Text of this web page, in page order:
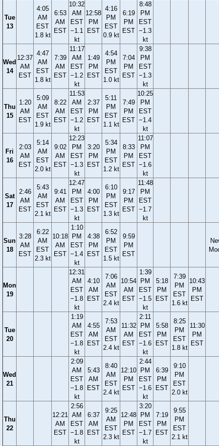
Tue
13
4:05
AM
EST
1.8 kt
6:53
AM
EST
10:32
AM
EST
−1.1
kt
12:58
PM
EST
4:16
PM
EST
0.9 kt
6:19
PM
EST
8:48
PM
EST
−1.3
kt
Wed
14
12:37
AM
EST
4:47
AM
EST
1.8 kt
7:39
AM
EST
11:17
AM
EST
−1.2
kt
1:49
PM
EST
4:54
PM
EST
1.0 kt
7:04
PM
EST
9:38
PM
EST
−1.3
kt
Thu
15
1:20
AM
EST
5:09
AM
EST
1.9 kt
8:22
AM
EST
11:53
AM
EST
−1.2
kt
2:37
PM
EST
5:11
PM
EST
1.1 kt
7:49
PM
EST
10:25
PM
EST
−1.4
kt
Fri
16
2:03
AM
EST
5:14
AM
EST
2.0 kt
9:02
AM
EST
12:23
PM
EST
−1.3
kt
3:20
PM
EST
5:34
PM
EST
1.2 kt
8:33
PM
EST
11:07
PM
EST
−1.6
kt
Sat
17
2:46
AM
EST
5:43
AM
EST
2.1 kt
9:41
AM
EST
12:47
PM
EST
−1.3
kt
4:00
PM
EST
6:10
PM
EST
1.3 kt
9:17
PM
EST
11:48
PM
EST
−1.7
kt
Sun
18
3:28
AM
EST
6:22
AM
EST
2.3 kt
10:18
AM
EST
1:10
PM
EST
−1.4
kt
4:38
PM
EST
6:52
PM
EST
1.5 kt
9:59
PM
EST
Mon
19
12:31
AM
EST
−1.8
kt
4:10
AM
EST
7:06
AM
EST
2.4 kt
10:54
AM
EST
1:39
PM
EST
−1.5
kt
5:18
PM
EST
7:39
PM
EST
1.6 kt
10:43
PM
EST
Tue
20
1:19
AM
EST
−1.8
kt
4:55
AM
EST
7:53
AM
EST
2.4 kt
11:32
AM
EST
2:11
PM
EST
−1.6
kt
5:58
PM
EST
8:25
PM
EST
1.8 kt
11:30
PM
EST
Wed
21
2:09
AM
EST
−1.8
kt
5:43
AM
EST
8:40
AM
EST
2.4 kt
12:10
PM
EST
2:44
PM
EST
−1.6
kt
6:39
PM
EST
9:10
PM
EST
2.0 kt
Thu
22
12:21
AM
EST
2:56
AM
EST
−1.8
kt
6:37
AM
EST
9:25
AM
EST
2.3 kt
12:48
PM
EST
3:20
PM
EST
−1.7
kt
7:19
PM
EST
9:55
PM
EST
2.1 kt